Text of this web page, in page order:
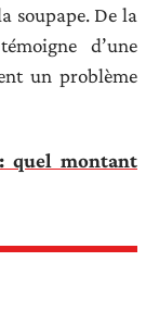
soupape. De la
d’une
un problème
quel montant